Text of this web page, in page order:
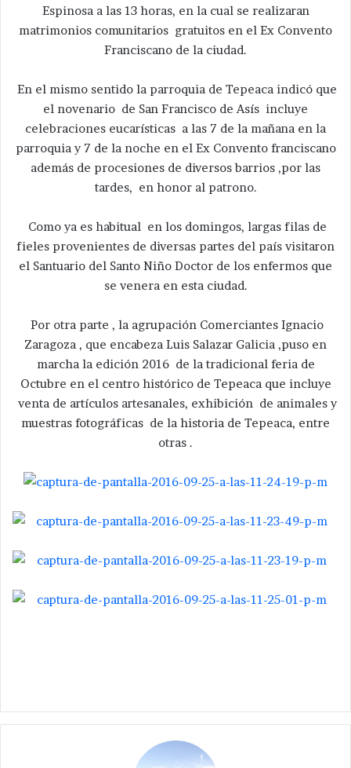
Espinosa a las 13 horas, en la cual se realizaran
matrimonios comunitarios gratuitos en el Ex Convento
Franciscano de la ciudad.
En el mismo sentido la parroquia de Tepeaca indicó que
el novenario de San Francisco de Asís incluye
celebraciones eucarísticas a las 7 de la mañana en la
parroquia y 7 de la noche en el Ex Convento franciscano
además de procesiones de diversos barrios ,por las
tardes, en honor al patrono.
Como ya es habitual en los domingos, largas filas de
fieles provenientes de diversas partes del país visitaron
el Santuario del Santo Niño Doctor de los enfermos que
se venera en esta ciudad.
Por otra parte , la agrupación Comerciantes Ignacio
Zaragoza , que encabeza Luis Salazar Galicia ,puso en
marcha la edición 2016 de la tradicional feria de
Octubre en el centro histórico de Tepeaca que incluye
venta de artículos artesanales, exhibición de animales y
muestras fotográficas de la historia de Tepeaca, entre
otras .